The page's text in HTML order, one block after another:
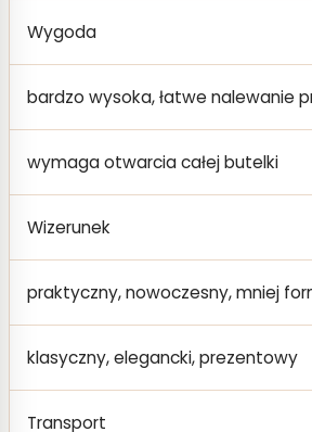
Wygoda
bardzo wysoka, łatwe nalewanie
wymaga otwarcia całej butelki
Wizerunek
praktyczny, nowoczesny, mniej
klasyczny, elegancki, prezentowy
Transport